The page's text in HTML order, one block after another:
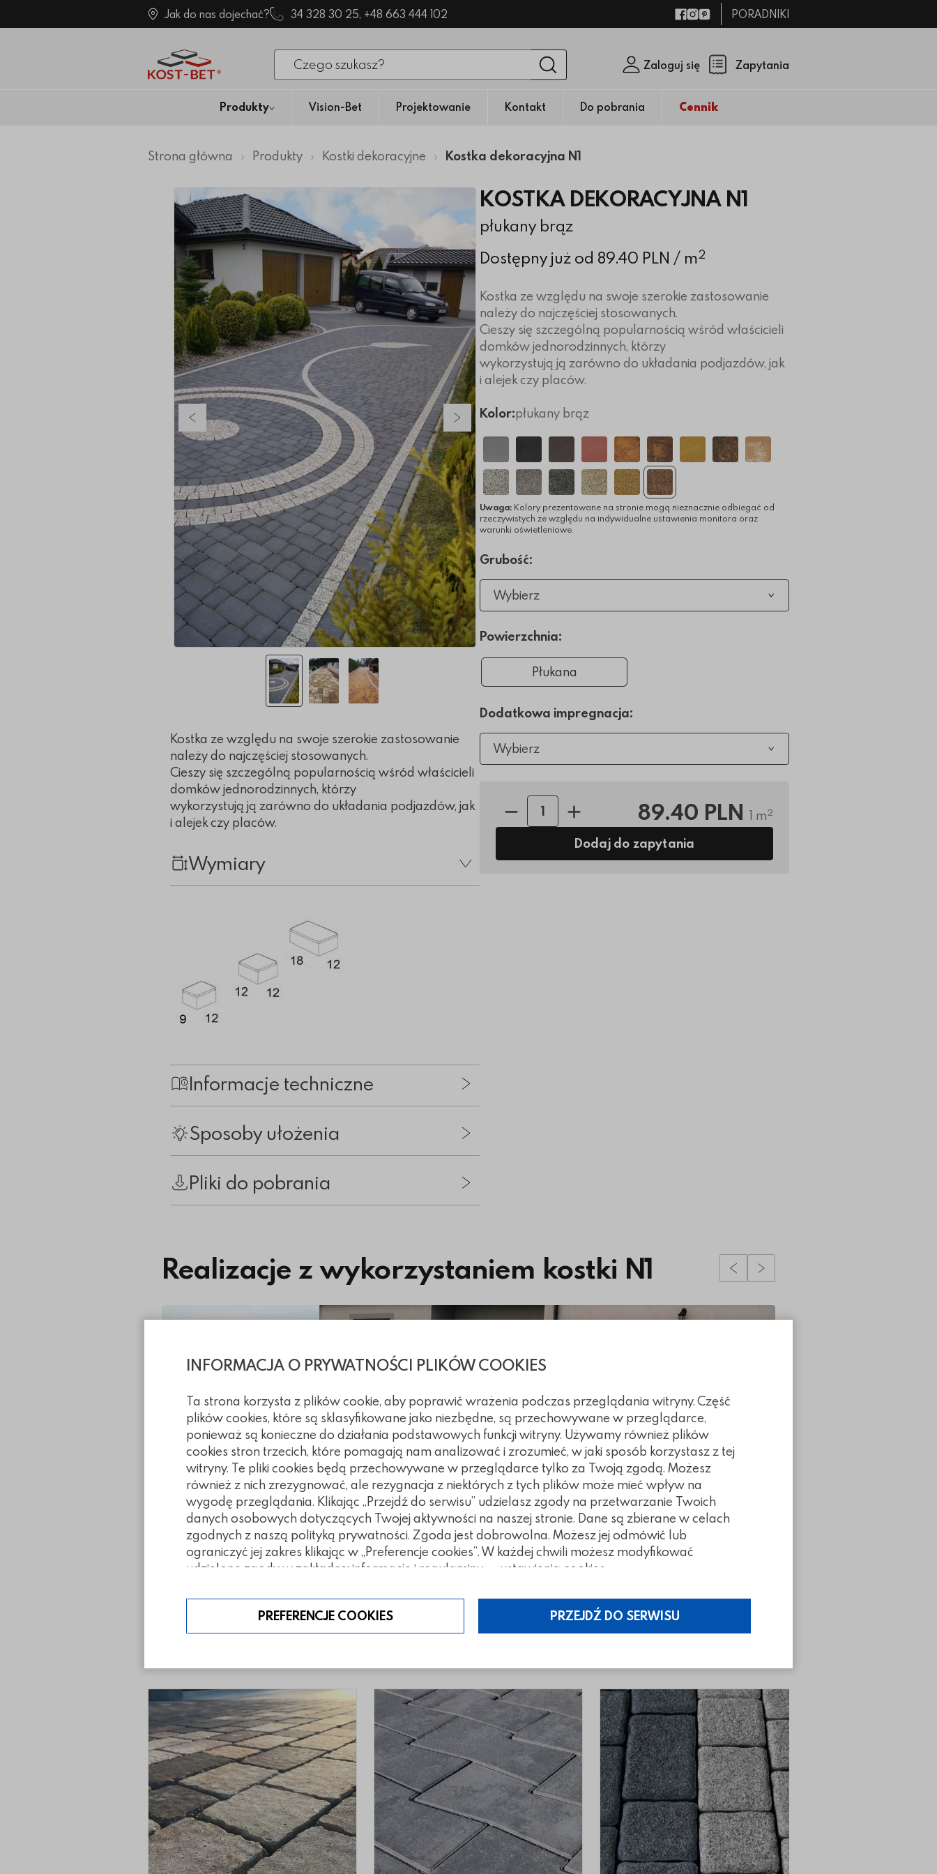
INFORMACJA O PRYWATNOŚCI PLIKÓW COOKIES
Ta strona korzysta z plików cookie, aby poprawić wrażenia podczas przeglądania witryny. Część
plików cookies, które są sklasyfikowane jako niezbędne, są przechowywane w przeglądarce,
ponieważ są konieczne do działania podstawowych funkcji witryny. Używamy również plików
cookies stron trzecich, które pomagają nam analizować i zrozumieć, w jaki sposób korzystasz z tej
witryny. Te pliki cookies będą przechowywane w przeglądarce tylko za Twoją zgodą. Możesz
również z nich zrezygnować, ale rezygnacja z niektórych z tych plików może mieć wpływ na
wygodę przeglądania. Klikając „Przejdź do serwisu” udzielasz zgody na przetwarzanie Twoich
danych osobowych dotyczących Twojej aktywności na naszej stronie. Dane są zbierane w celach
zgodnych z naszą polityką prywatności. Zgoda jest dobrowolna. Możesz jej odmówić lub
ograniczyć jej zakres klikając w „Preferencje cookies”. W każdej chwili możesz modyfikować
udzielone zgody w zakładce: informacje i regulaminy — ustawienia cookies.
PREFERENCJE COOKIES PRZEJDŹ DO SERWISU
Jak do nas dojechać? 34 328 30 25, +48 663 444 102 Facebook
Instagram
PinterestPORADNIKI
Po kliknięciu przycisku fraza zostanie wyszukana
Wyszukaj
Zapytania
(pusty)
Zaloguj się
Produkty Vision-Bet Projektowanie Kontakt Do pobrania Cennik
Strona główna Produkty Kostki dekoracyjne Kostka dekoracyjna N1
KOSTKA DEKORACYJNA N1
płukany brąz
Dostępny już od 89.40 PLN / m2
Kostka ze względu na swoje szerokie zastosowanie
należy do najczęściej stosowanych.
Cieszy się szczególną popularnością wśród właścicieli
domków jednorodzinnych, którzy
wykorzystują ją zarówno do układania podjazdów, jak
i alejek czy placów.
Kolor:płukany brąz
Uwaga: Kolory prezentowane na stronie mogą nieznacznie odbiegać od
rzeczywistych ze względu na indywidualne ustawienia monitora oraz
warunki oświetleniowe.
Grubość:
Wybierz
Powierzchnia:
Płukana
Dodatkowa impregnacja:
Wybierz
Ilość sztuk: 89.40 PLN 1 m2
Dodaj do zapytania
Poprzedni slajd Następny slajd
Kostka ze względu na swoje szerokie zastosowanie
należy do najczęściej stosowanych.
Cieszy się szczególną popularnością wśród właścicieli
domków jednorodzinnych, którzy
wykorzystują ją zarówno do układania podjazdów, jak
i alejek czy placów.
Wymiary
Informacje techniczne
Sposoby ułożenia
Pliki do pobrania
Realizacje z wykorzystaniem kostki N1 Poprzedni slidy
Następny slidy
Inne z tej kategorii